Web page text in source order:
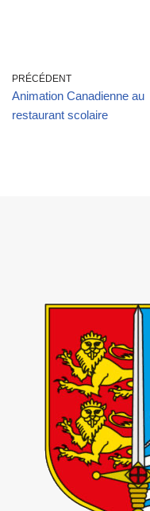
PRÉCÉDENT
Animation Canadienne au
restaurant scolaire